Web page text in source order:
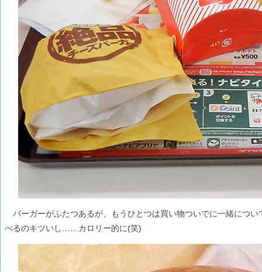
バーガーがふたつあるが、もうひとつは買い物ついでに一緒につ
べるのキツいし……カロリー的に(笑)